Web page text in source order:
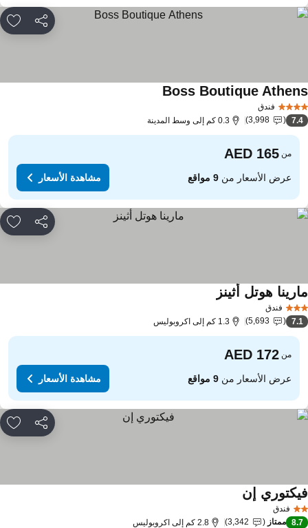
مشاركة
فندق
Boss Boutiqueمشاهدة الأسعار
7.4
3,998 0.3 كم إلى وسط المدينة
من
عرض الأسعار من9 مواقع مشاهدة الأسعار
مشاركة
فندق
هوتل أثينزمشاهدة الأسعار
7.1
5,693 1.3 كم إلى اكروبوليس
من
عرض الأسعار من9 مواقع مشاهدة الأسعار
مشاركة
فندق
إنمشاهدة الأسعار
8.7 ممتاز 3,342 2.8 كم إلى اكروبوليس